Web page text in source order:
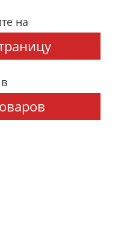
на